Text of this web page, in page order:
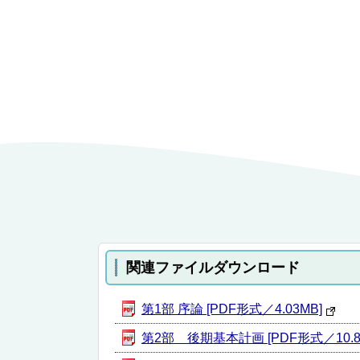
関連ファイルダウンロード
第1部 序論 [PDF形式／4.03MB]
第2部 後期基本計画 [PDF形式／